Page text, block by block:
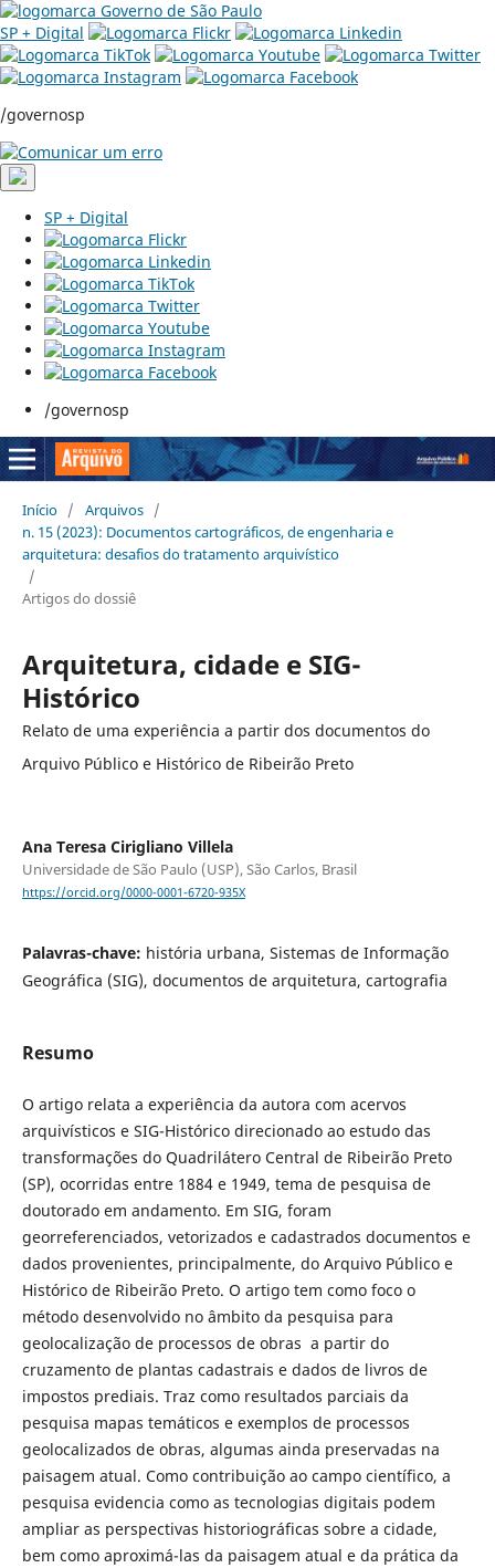
SP + Digital
/governosp
SP + Digital
/governosp
Início / Arquivos /
n. 15 (2023): Documentos cartográficos, de engenharia e
arquitetura: desafios do tratamento arquivístico
/
Artigos do dossiê
Arquitetura, cidade e SIG-
Histórico
Relato de uma experiência a partir dos documentos do
Arquivo Público e Histórico de Ribeirão Preto
Ana Teresa Cirigliano Villela
Universidade de São Paulo (USP), São Carlos, Brasil
https://orcid.org/0000-0001-6720-935X
Palavras-chave: história urbana, Sistemas de Informação
Geográfica (SIG), documentos de arquitetura, cartografia
Resumo
O artigo relata a experiência da autora com acervos
arquivísticos e SIG-Histórico direcionado ao estudo das
transformações do Quadrilátero Central de Ribeirão Preto
(SP), ocorridas entre 1884 e 1949, tema de pesquisa de
doutorado em andamento. Em SIG, foram
georreferenciados, vetorizados e cadastrados documentos e
dados provenientes, principalmente, do Arquivo Público e
Histórico de Ribeirão Preto. O artigo tem como foco o
método desenvolvido no âmbito da pesquisa para
geolocalização de processos de obras a partir do
cruzamento de plantas cadastrais e dados de livros de
impostos prediais. Traz como resultados parciais da
pesquisa mapas temáticos e exemplos de processos
geolocalizados de obras, algumas ainda preservadas na
paisagem atual. Como contribuição ao campo científico, a
pesquisa evidencia como as tecnologias digitais podem
ampliar as perspectivas historiográficas sobre a cidade,
bem como aproximá-las da paisagem atual e da prática da